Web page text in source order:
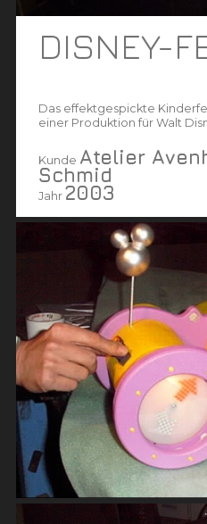
DISNEY-
Das effektgespickte
einer Produktion für Walt
Kunde Atelier
Schmid
Jahr 2003